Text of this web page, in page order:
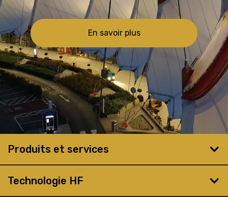
En savoir plus
Produits et services
Technologie HF